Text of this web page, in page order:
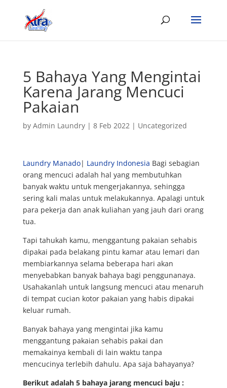
5 Bahaya Yang Mengintai
Karena Jarang Mencuci
Pakaian
by Admin Laundry| 8 Feb 2022| Uncategorized
Laundry Manado| Laundry Indonesia Bagi sebagian
orang mencuci adalah hal yang membutuhkan
banyak waktu untuk mengerjakannya, sehingga
sering kali malas untuk melakukannya. Apalagi untuk
para pekerja dan anak kuliahan yang jauh dari orang
tua.
Tapi tahukah kamu, menggantung pakaian sehabis
dipakai pada belakang pintu kamar atau lemari dan
membiarkannya selama beberapa hari akan
menyebabkan banyak bahaya bagi penggunanaya.
Usahakanlah untuk langsung mencuci atau menaruh
di tempat cucian kotor pakaian yang habis dipakai
keluar rumah.
Banyak bahaya yang mengintai jika kamu
menggantung pakaian sehabis pakai dan
memakainya kembali di lain waktu tanpa
mencucinya terlebih dahulu. Apa saja bahayanya?
Berikut adalah 5 bahaya jarang mencuci baju :